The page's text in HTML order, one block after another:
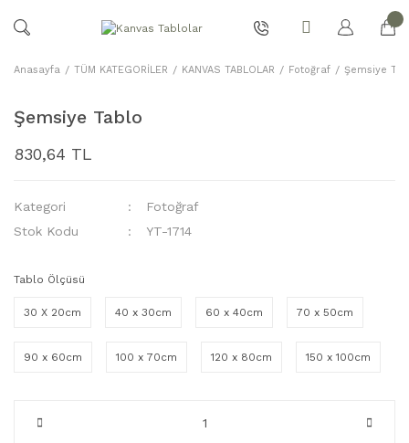
Anasayfa TÜM KATEGORİLER KANVAS TABLOLAR Fotoğraf Şemsiye
Şemsiye Tablo
830,64 TL
Kategori
Fotoğraf
Stok Kodu
YT-1714
Tablo Ölçüsü
30 X 20cm 40 x 30cm 60 x 40cm 70 x 50cm
90 x 60cm 100 x 70cm 120 x 80cm 150 x 100cm